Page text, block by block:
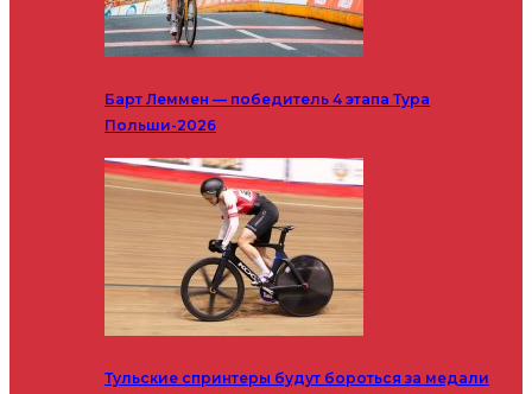
Барт Леммен — победитель 4 этапа Тура
Польши-2026
Тульские спринтеры будут бороться за медали